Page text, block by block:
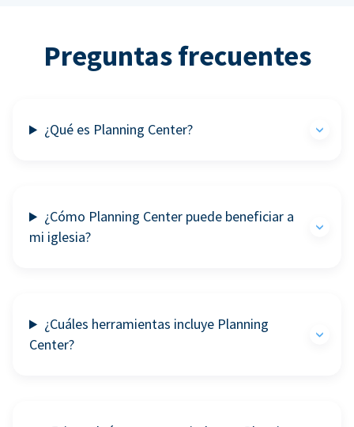
Preguntas frecuentes
¿Qué es Planning Center?
¿Cómo Planning Center puede beneficiar a
mi iglesia?
¿Cuáles herramientas incluye Planning
Center?